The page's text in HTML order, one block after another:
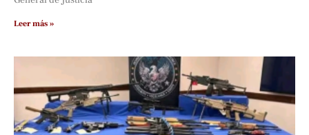
Leer más »